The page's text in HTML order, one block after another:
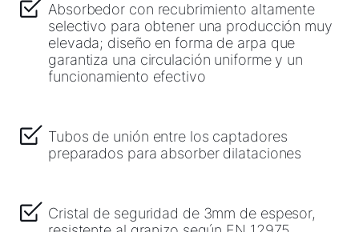
Absorbedor con recubrimiento altamente
selectivo para obtener una producción muy
elevada; diseño en forma de arpa que
garantiza una circulación uniforme y un
funcionamiento efectivo
Tubos de unión entre los captadores
preparados para absorber dilataciones
Cristal de seguridad de 3mm de espesor,